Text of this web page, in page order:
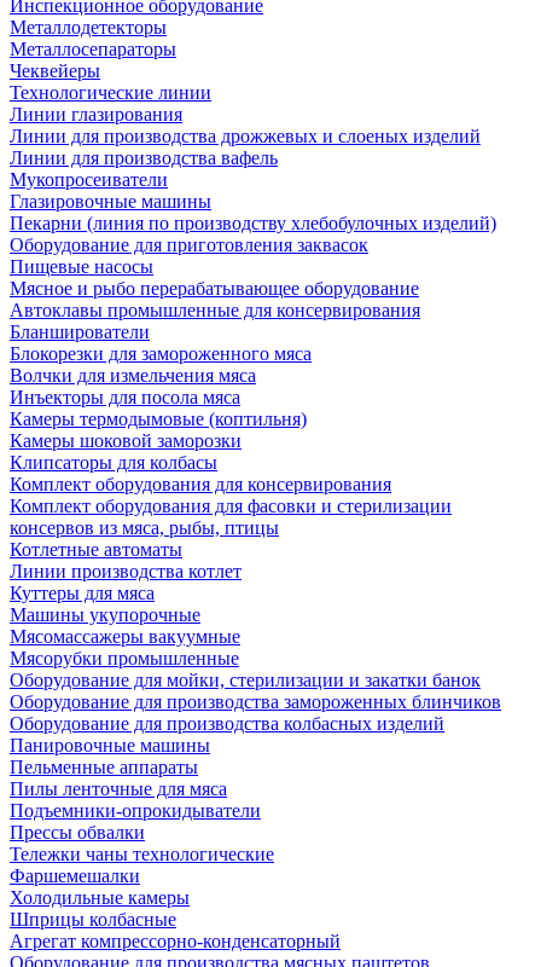
Инспекционное оборудование
Металлодетекторы
Металлосепараторы
Чеквейеры
Технологические линии
Линии глазирования
Линии для производства дрожжевых и слоеных изделий
Линии для производства вафель
Мукопросеиватели
Глазировочные машины
Пекарни (линия по производству хлебобулочных изделий)
Оборудование для приготовления заквасок
Пищевые насосы
Мясное и рыбо перерабатывающее оборудование
Автоклавы промышленные для консервирования
Бланширователи
Блокорезки для замороженного мяса
Волчки для измельчения мяса
Инъекторы для посола мяса
Камеры термодымовые (коптильня)
Камеры шоковой заморозки
Клипсаторы для колбасы
Комплект оборудования для консервирования
Комплект оборудования для фасовки и стерилизации
консервов из мяса, рыбы, птицы
Котлетные автоматы
Линии производства котлет
Куттеры для мяса
Машины укупорочные
Мясомассажеры вакуумные
Мясорубки промышленные
Оборудование для мойки, стерилизации и закатки банок
Оборудование для производства замороженных блинчиков
Оборудование для производства колбасных изделий
Панировочные машины
Пельменные аппараты
Пилы ленточные для мяса
Подъемники-опрокидыватели
Прессы обвалки
Тележки чаны технологические
Фаршемешалки
Холодильные камеры
Шприцы колбасные
Агрегат компрессорно-конденсаторный
Оборудование для производства мясных паштетов